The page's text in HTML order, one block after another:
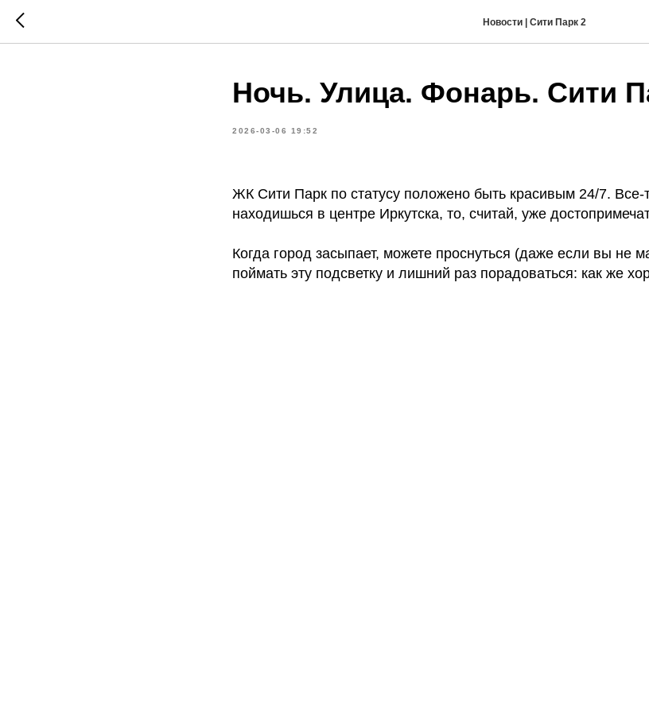
Новости | Сити Парк 2
Ночь. Улица. Фонарь. Сити
2026-03-06 19:52
ЖК Сити Парк по статусу положено быть красивым 24/7. Все-
находишься в центре Иркутска, то, считай, уже
Когда город засыпает, можете проснуться (даже если вы не
поймать эту подсветку и лишний раз порадоваться: как же